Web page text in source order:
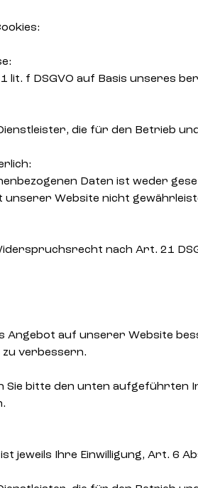
lit. f DSGVO auf Basis unseres
die für den Betrieb
Daten ist weder
Website nicht
nach Art. 21
Angebot auf unserer Website
verbessern.
Sie bitte den unten
Ihre Einwilligung, Art. 6